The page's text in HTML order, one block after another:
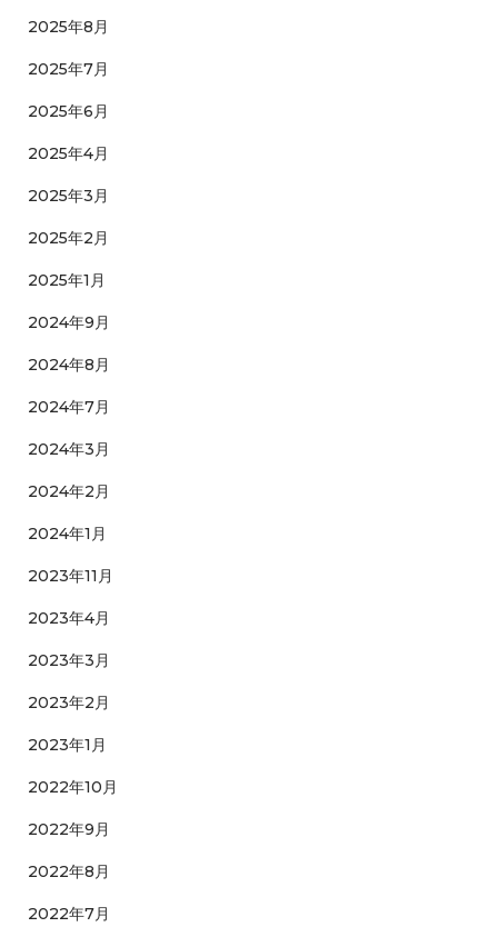
2025年8月
2025年7月
2025年6月
2025年4月
2025年3月
2025年2月
2025年1月
2024年9月
2024年8月
2024年7月
2024年3月
2024年2月
2024年1月
2023年11月
2023年4月
2023年3月
2023年2月
2023年1月
2022年10月
2022年9月
2022年8月
2022年7月